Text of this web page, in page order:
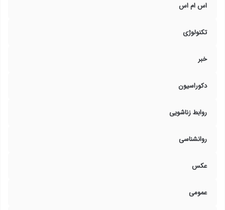
اس ام اس
تکنولوژی
خبر
دکوراسیون
روابط زناشویی
روانشناسی
عکس
عمومی